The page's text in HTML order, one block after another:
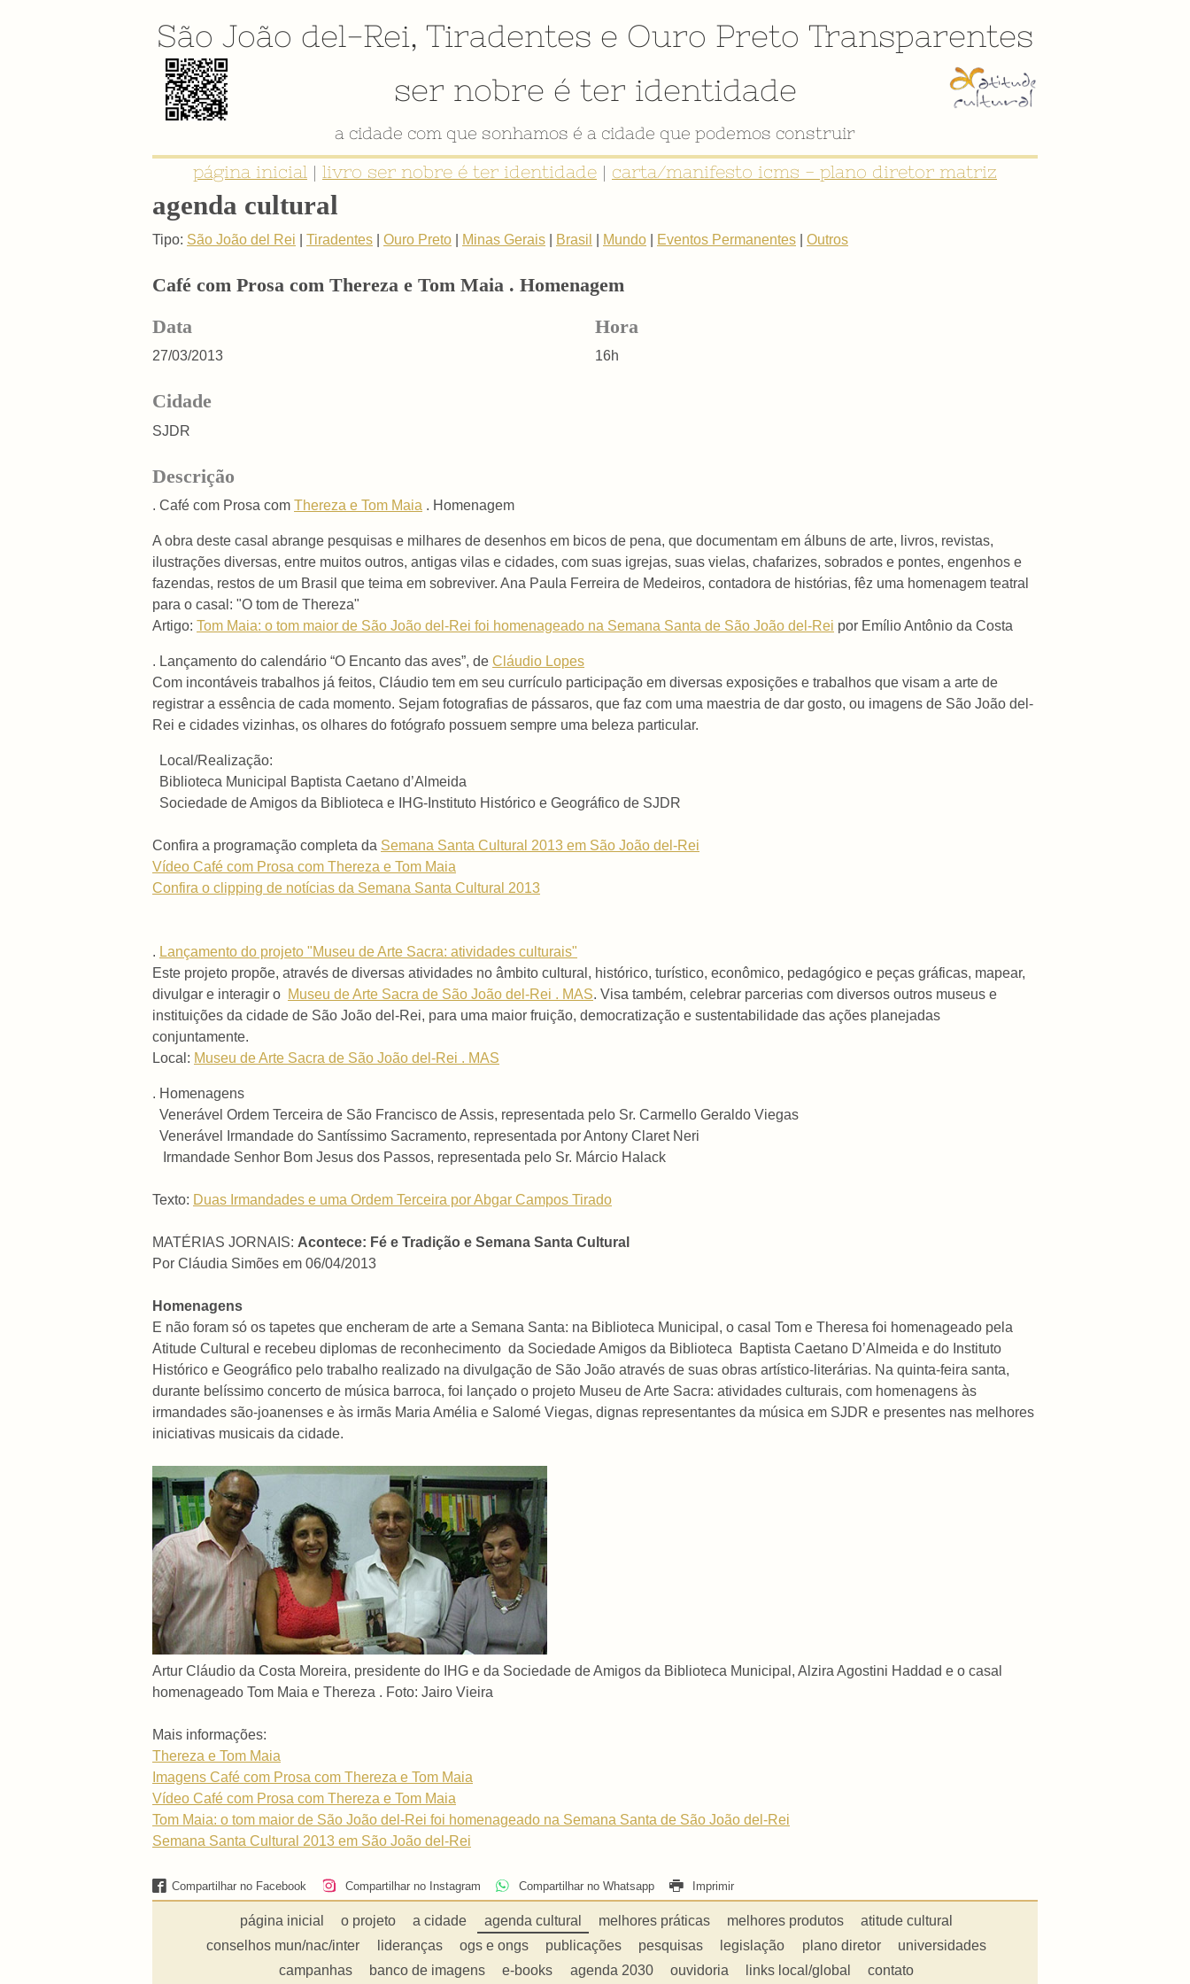
São João del-Rei, Tiradentes e Ouro Preto Transparentes
ser nobre é ter identidade
a cidade com que sonhamos é a cidade que podemos construir
página inicial | livro ser nobre é ter identidade | carta/manifesto icms - plano diretor matriz
agenda cultural
Tipo: São João del Rei Tiradentes Ouro Preto Minas Gerais Brasil Mundo Eventos Permanentes Outros
Café com Prosa com Thereza e Tom Maia . Homenagem
Data
27/03/2013
Hora
16h
Cidade
SJDR
Descrição
. Café com Prosa com Thereza e Tom Maia . Homenagem
A obra deste casal abrange pesquisas e milhares de desenhos em bicos de pena, que documentam em álbuns de arte, livros, revistas,
ilustrações diversas, entre muitos outros, antigas vilas e cidades, com suas igrejas, suas vielas, chafarizes, sobrados e pontes, engenhos e
fazendas, restos de um Brasil que teima em sobreviver. Ana Paula Ferreira de Medeiros, contadora de histórias, fêz uma homenagem teatral
para o casal: "O tom de Thereza"
Artigo: Tom Maia: o tom maior de São João del-Rei foi homenageado na Semana Santa de São João del-Rei por Emílio Antônio da Costa
. Lançamento do calendário “O Encanto das aves”, de Cláudio Lopes
Com incontáveis trabalhos já feitos, Cláudio tem em seu currículo participação em diversas exposições e trabalhos que visam a arte de
registrar a essência de cada momento. Sejam fotografias de pássaros, que faz com uma maestria de dar gosto, ou imagens de São João del-
Rei e cidades vizinhas, os olhares do fotógrafo possuem sempre uma beleza particular.
Local/Realização:
Biblioteca Municipal Baptista Caetano d’Almeida
Sociedade de Amigos da Biblioteca e IHG-Instituto Histórico e Geográfico de SJDR
Confira a programação completa da Semana Santa Cultural 2013 em São João del-Rei
Vídeo Café com Prosa com Thereza e Tom Maia
Confira o clipping de notícias da Semana Santa Cultural 2013
. Lançamento do projeto "Museu de Arte Sacra: atividades culturais"
Este projeto propõe, através de diversas atividades no âmbito cultural, histórico, turístico, econômico, pedagógico e peças gráficas, mapear,
divulgar e interagir o Museu de Arte Sacra de São João del-Rei . MAS. Visa também, celebrar parcerias com diversos outros museus e
instituições da cidade de São João del-Rei, para uma maior fruição, democratização e sustentabilidade das ações planejadas
conjuntamente.
Local: Museu de Arte Sacra de São João del-Rei . MAS
. Homenagens
Venerável Ordem Terceira de São Francisco de Assis, representada pelo Sr. Carmello Geraldo Viegas
Venerável Irmandade do Santíssimo Sacramento, representada por Antony Claret Neri
Irmandade Senhor Bom Jesus dos Passos, representada pelo Sr. Márcio Halack
Texto: Duas Irmandades e uma Ordem Terceira por Abgar Campos Tirado
MATÉRIAS JORNAIS: Acontece: Fé e Tradição e Semana Santa Cultural
Por Cláudia Simões em 06/04/2013
Homenagens
E não foram só os tapetes que encheram de arte a Semana Santa: na Biblioteca Municipal, o casal Tom e Theresa foi homenageado pela
Atitude Cultural e recebeu diplomas de reconhecimento da Sociedade Amigos da Biblioteca Baptista Caetano D’Almeida e do Instituto
Histórico e Geográfico pelo trabalho realizado na divulgação de São João através de suas obras artístico-literárias. Na quinta-feira santa,
durante belíssimo concerto de música barroca, foi lançado o projeto Museu de Arte Sacra: atividades culturais, com homenagens às
irmandades são-joanenses e às irmãs Maria Amélia e Salomé Viegas, dignas representantes da música em SJDR e presentes nas melhores
iniciativas musicais da cidade.
Artur Cláudio da Costa Moreira, presidente do IHG e da Sociedade de Amigos da Biblioteca Municipal, Alzira Agostini Haddad e o casal
homenageado Tom Maia e Thereza . Foto: Jairo Vieira
Mais informações:
Thereza e Tom Maia
Imagens Café com Prosa com Thereza e Tom Maia
Vídeo Café com Prosa com Thereza e Tom Maia
Tom Maia: o tom maior de São João del-Rei foi homenageado na Semana Santa de São João del-Rei
Semana Santa Cultural 2013 em São João del-Rei
Compartilhar no Facebook Compartilhar no Instagram Compartilhar no Whatsapp Imprimir
página inicial o projeto a cidade agenda cultural melhores práticas melhores produtos
atitude cultural
conselhos mun/nac/inter
lideranças ogs e ongs publicações pesquisas legislação plano diretor
universidades
campanhas
banco de imagens e-books agenda 2030 ouvidoria links local/global contato